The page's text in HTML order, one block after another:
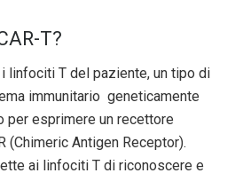
T?
linfociti T del paziente, un tipo di
immunitario geneticamente
per esprimere un recettore
(Chimeric Antigen Receptor).
ai linfociti T di riconoscere e